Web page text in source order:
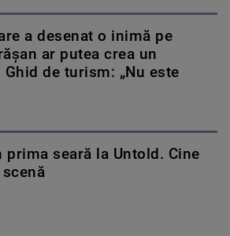
a desenat o inimă pe
ar putea crea un
Ghid de turism: „Nu este
prima seară la Untold. Cine